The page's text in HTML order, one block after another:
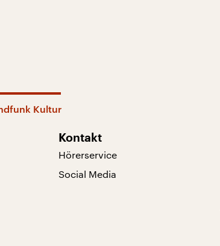
Kultur
Kontakt
Hörerservice
Social Media